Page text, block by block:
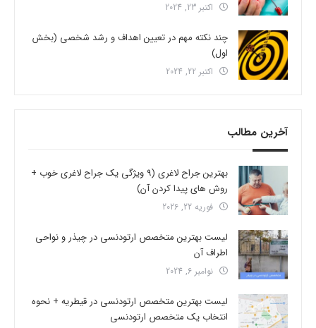
اکتبر 23, 2024
چند نکته مهم در تعیین اهداف و رشد شخصی (بخش
اول)
اکتبر 22, 2024
آخرین مطالب
بهترین جراح لاغری (9 ویژگی یک جراح لاغری خوب +
روش های پیدا کردن آن)
فوریه 22, 2026
لیست بهترین متخصص ارتودنسی در چیذر و نواحی
اطراف آن
نوامبر 6, 2024
لیست بهترین متخصص ارتودنسی در قیطریه + نحوه
انتخاب یک متخصص ارتودنسی